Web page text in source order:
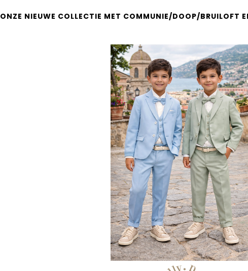
ONZE NIEUWE COLLECTIE MET COMMUNIE/DOOP/BRUILOFT